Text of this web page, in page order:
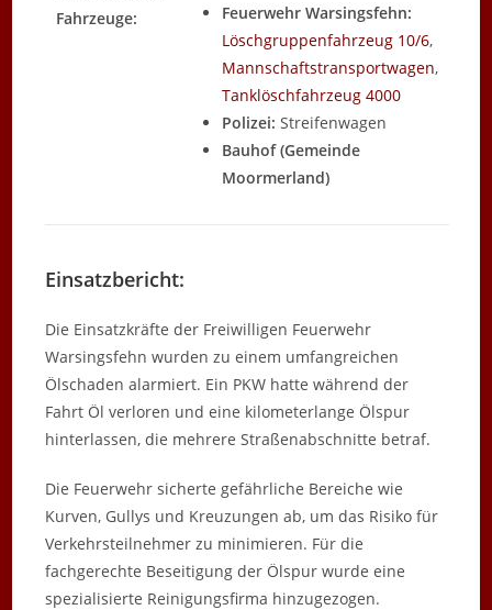
Fahrzeuge:
Feuerwehr Warsingsfehn:
Löschgruppenfahrzeug 10/6,
Mannschaftstransportwagen,
Tanklöschfahrzeug 4000
Polizei: Streifenwagen
Bauhof (Gemeinde
Moormerland)
Einsatzbericht:
Die Einsatzkräfte der Freiwilligen Feuerwehr
Warsingsfehn wurden zu einem umfangreichen
Ölschaden alarmiert. Ein PKW hatte während der
Fahrt Öl verloren und eine kilometerlange Ölspur
hinterlassen, die mehrere Straßenabschnitte betraf.
Die Feuerwehr sicherte gefährliche Bereiche wie
Kurven, Gullys und Kreuzungen ab, um das Risiko für
Verkehrsteilnehmer zu minimieren. Für die
fachgerechte Beseitigung der Ölspur wurde eine
spezialisierte Reinigungsfirma hinzugezogen.